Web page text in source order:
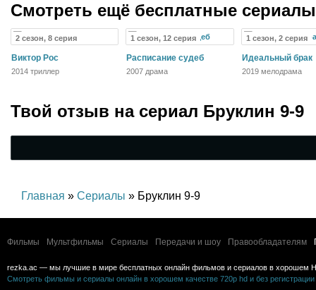
Смотреть ещё бесплатные
2 сезон, 8 серия
Виктор Рос
2014 триллер
1 сезон, 12 серия
Расписание судеб
2007 драма
1 сезон, 2 серия
Идеальный брак
2019 мелодрама
Твой отзыв на сериал Бруклин 9-9
Главная » Сериалы » Бруклин 9-9
Фильмы Мультфильмы Сериалы Передачи и шоу Правообладателям
rezka.ac — мы лучшие в мире бесплатных онлайн фильмов и сериалов в хорошем
Смотреть фильмы и сериалы онлайн в хорошем качестве 720p hd и без